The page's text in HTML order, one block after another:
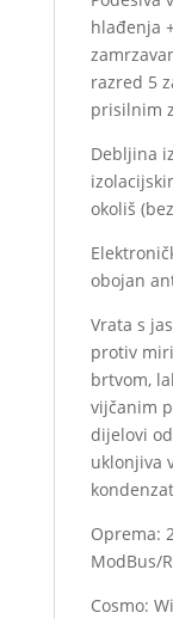
hlađenja
razred 5
prisilnim
Debljina
okoliš (bez
obojan
Vrata s
protiv
brtvom,
vijčanim
dijelovi
uklonjiva
Oprema:
ModBus/
Cosmo: